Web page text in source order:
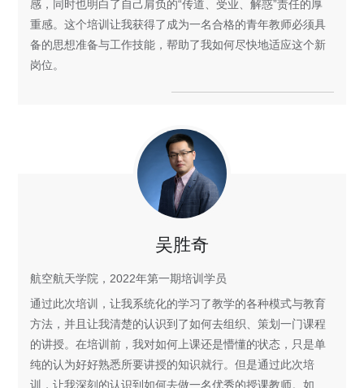
感，同时也明白了自己肩负的“传道、受业、解惑”责任的厚
重感。这个培训让我获得了成为一名合格的青年教师必须具
备的思想准备与工作技能，帮助了我如何尽快地适应这个新
岗位。
吴胜奇
航空航天学院，2022年第一期培训学员
通过此次培训，让我系统化的学习了教学的各种模式与教育
方法，并且让我清楚的认识到了如何去组织、策划一门课程
的讲授。在培训前，我对如何上课还是懵懂的状态，只是单
纯的认为好好熟悉所要讲授的知识就行。但是通过此次培
训，让我深刻的认识到如何去做一名优秀的授课教师。如